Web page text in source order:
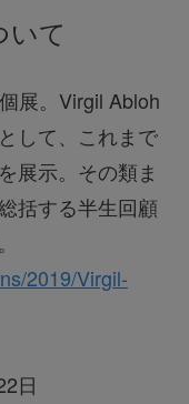
いて
展。Virgil Abloh
して、これまで
展示。その類ま
括する半生回顧
2019/Virgil-
日